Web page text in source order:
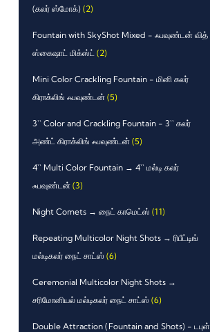
(கலர் ஸ்மோக்) (2)
Fountain with SkyShot Mixed - ஃபவுண்டன் வித்
ஸ்கைஷாட் மிக்ஸ்ட் (2)
Mini Color Crackling Fountain - மினி கலர்
கிராக்லிங் ஃபவுண்டன் (5)
3`` Color and Crackling Fountain - 3`` கலர்
அண்ட் கிராக்லிங் ஃபவுண்டன் (5)
4`` Multi Color Fountain → 4`` மல்டி கலர்
ஃபவுண்டன் (3)
Night Comets → நைட் காமெட்ஸ் (11)
Repeating Multicolor Night Shots → ரிபீட்டிங்
மல்டிகலர் நைட் சாட்ஸ் (6)
Ceremonial Multicolor Night Shots →
சரிமோனியல் மல்டிகலர் நைட் சாட்ஸ் (6)
Double Attraction (Fountain and Shots) - டபுள்